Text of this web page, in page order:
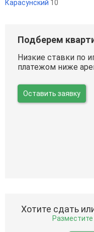
Карасунский 10
Подберем
Низкие ставки по
платежом ниже
Оставить заявку
Хотите сдать